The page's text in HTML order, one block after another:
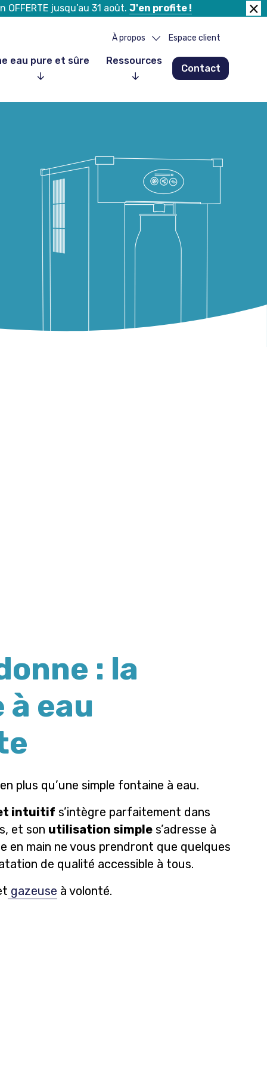
jusqu’au 31 août. J'en profite !
À propos
Nos clients
Nous rejoindre
Espace client
eau pure et sûre Ressources
Contact
: la
eau
plus qu’une simple fontaine à eau.
intuitif s’intègre parfaitement dans
et son utilisation simple s’adresse à
en main ne vous prendront que quelques
de qualité accessible à tous.
gazeuse à volonté.